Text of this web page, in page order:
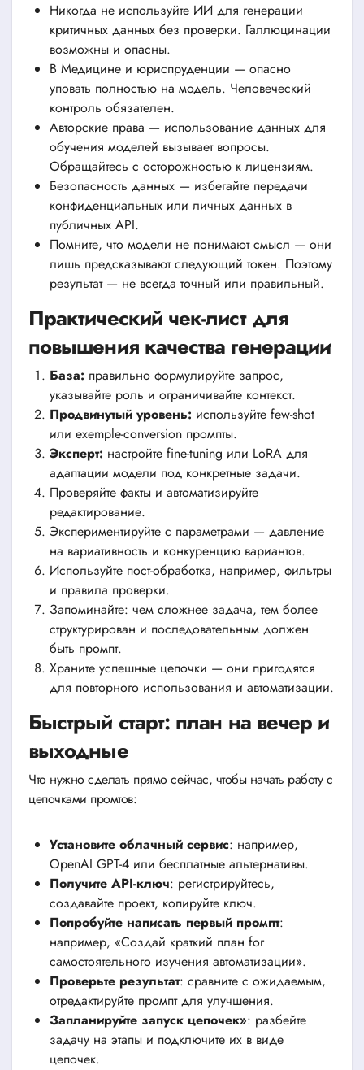
Никогда не используйте ИИ для генерации
критичных данных без проверки. Галлюцинации
возможны и опасны.
В Медицине и юриспруденции — опасно
уповать полностью на модель. Человеческий
контроль обязателен.
Авторские права — использование данных для
обучения моделей вызывает вопросы.
Обращайтесь с осторожностью к лицензиям.
Безопасность данных — избегайте передачи
конфиденциальных или личных данных в
публичных API.
Помните, что модели не понимают смысл — они
лишь предсказывают следующий токен. Поэтому
результат — не всегда точный или правильный.
Практический чек-лист для
повышения качества генерации
База: правильно формулируйте запрос,
указывайте роль и ограничивайте контекст.
Продвинутый уровень: используйте few-shot
или exemple-conversion промпты.
Эксперт: настройте fine-tuning или LoRA для
адаптации модели под конкретные задачи.
Проверяйте факты и автоматизируйте
редактирование.
Экспериментируйте с параметрами — давление
на вариативность и конкуренцию вариантов.
Используйте пост-обработка, например, фильтры
и правила проверки.
Запоминайте: чем сложнее задача, тем более
структурирован и последовательным должен
быть промпт.
Храните успешные цепочки — они пригодятся
для повторного использования и автоматизации.
Быстрый старт: план на вечер и
выходные
Что нужно сделать прямо сейчас, чтобы начать работу с
цепочками промтов:
Установите облачный сервис: например,
OpenAI GPT-4 или бесплатные альтернативы.
Получите API-ключ: регистрируйтесь,
создавайте проект, копируйте ключ.
Попробуйте написать первый промпт:
например, «Создай краткий план for
самостоятельного изучения автоматизации».
Проверьте результат: сравните с ожидаемым,
отредактируйте промпт для улучшения.
Запланируйте запуск цепочек»: разбейте
задачу на этапы и подключите их в виде
цепочек.